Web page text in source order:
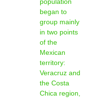
population
began to
group mainly
in two points
of the
Mexican
territory:
Veracruz and
the Costa
Chica region,